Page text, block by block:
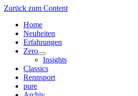
Zurück zum Content
Home
Neuheiten
Erfahrungen
Zero
Menü
öffnen
Insights
Classics
Rennsport
pure